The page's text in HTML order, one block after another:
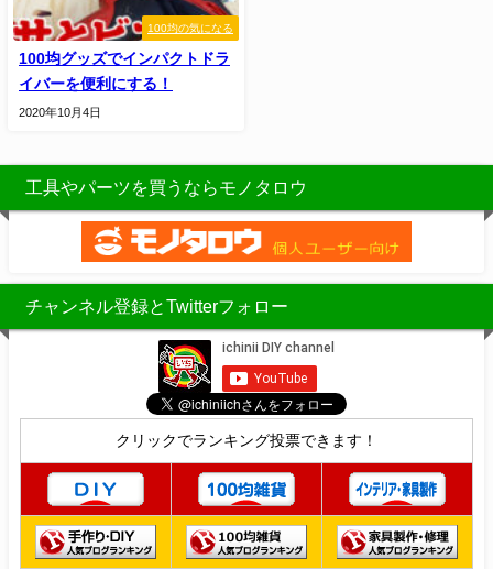
100均の気になる
100均グッズでインパクトドラ
イバーを便利にする！
2020年10月4日
工具やパーツを買うならモノタロウ
チャンネル登録とTwitterフォロー
クリックでランキング投票できます！